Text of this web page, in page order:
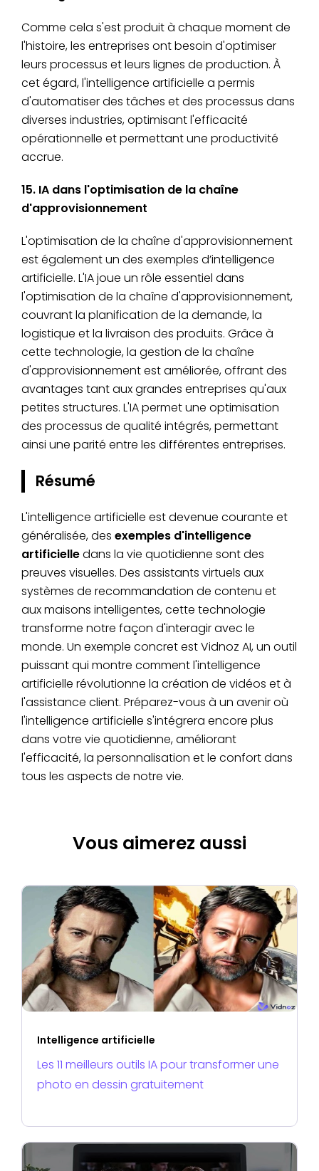
Comme cela s'est produit à chaque moment de
l'histoire, les entreprises ont besoin d'optimiser
leurs processus et leurs lignes de production. À
cet égard, l'intelligence artificielle a permis
d'automatiser des tâches et des processus dans
diverses industries, optimisant l'efficacité
opérationnelle et permettant une productivité
accrue.
15. IA dans l'optimisation de la chaîne
d'approvisionnement
L'optimisation de la chaîne d'approvisionnement
est également un des exemples d’intelligence
artificielle. L'IA joue un rôle essentiel dans
l'optimisation de la chaîne d'approvisionnement,
couvrant la planification de la demande, la
logistique et la livraison des produits. Grâce à
cette technologie, la gestion de la chaîne
d'approvisionnement est améliorée, offrant des
avantages tant aux grandes entreprises qu'aux
petites structures. L'IA permet une optimisation
des processus de qualité intégrés, permettant
ainsi une parité entre les différentes entreprises.
Résumé
L'intelligence artificielle est devenue courante et
généralisée, des exemples d'intelligence
artificielledans la vie quotidienne sont des
preuves visuelles. Des assistants virtuels aux
systèmes de recommandation de contenu et
aux maisons intelligentes, cette technologie
transforme notre façon d'interagir avec le
monde. Un exemple concret est Vidnoz AI, un outil
puissant qui montre comment l'intelligence
artificielle révolutionne la création de vidéos et à
l'assistance client. Préparez-vous à un avenir où
l'intelligence artificielle s'intégrera encore plus
dans votre vie quotidienne, améliorant
l'efficacité, la personnalisation et le confort dans
tous les aspects de notre vie.
Vous aimerez aussi
Intelligence artificielle
Les 11 meilleurs outils IA pour transformer une
photo en dessin gratuitement